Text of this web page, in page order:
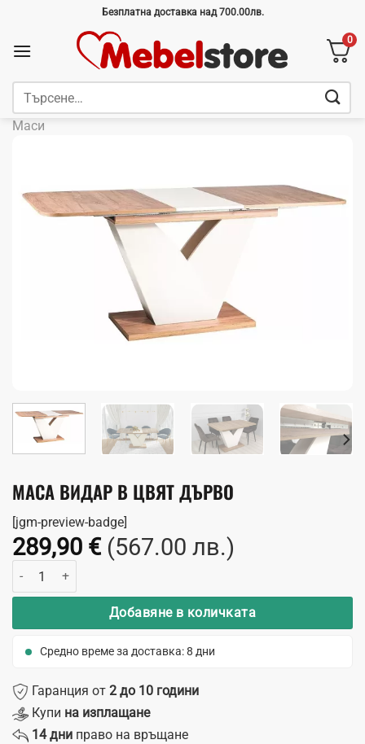
content
Безплатна доставка над 700.00лв.
0
Търсене
Маси
МАСА ВИДАР В ЦВЯТ ДЪРВО
[jgm-preview-badge]
289,90 € (567.00 лв.)
количество за Маса Видар в цвят дърво
Добавяне в количката
Средно време за доставка: 8 дни
Гаранция от 2 до 10 години
Купи на изплащане
14 дни право на връщане